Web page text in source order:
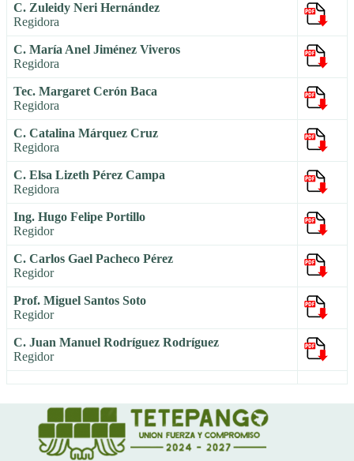
C. Zuleidy Neri Hernández
Regidora
C. María Anel Jiménez Viveros
Regidora
Tec. Margaret Cerón Baca
Regidora
C. Catalina Márquez Cruz
Regidora
C. Elsa Lizeth Pérez Campa
Regidora
Ing. Hugo Felipe Portillo
Regidor
C. Carlos Gael Pacheco Pérez
Regidor
Prof. Miguel Santos Soto
Regidor
C. Juan Manuel Rodríguez Rodríguez
Regidor